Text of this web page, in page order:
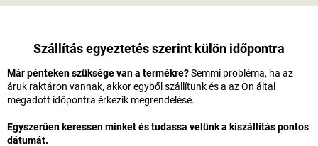
Szállítás egyeztetés szerint külön időpontra
Már pénteken szüksége van a termékre?Semmi probléma, ha az
áruk raktáron vannak, akkor egyből szállítunk és a az Ön által
megadott időpontra érkezik megrendelése.
Egyszerűen keressen minket és tudassa velünk a kiszállítás pontos
dátumát.